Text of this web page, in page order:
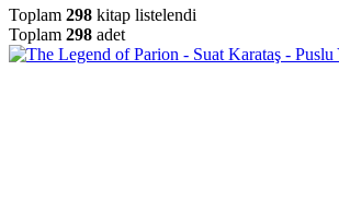
Toplam 298 kitap listelendi
Toplam 298 adet